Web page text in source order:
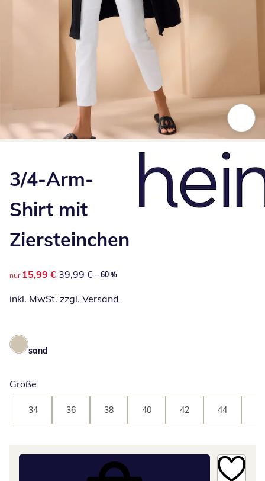
3/4-Arm-
Shirt mit
Ziersteinchen
reduzierter Preis 15,99 €, vorheriger Preis: 39,99 €
nur 15,99 € 39,99 € – 60 %
inkl. MwSt. zzgl. Versand
sand
Größe
34 36 38 40 42 44